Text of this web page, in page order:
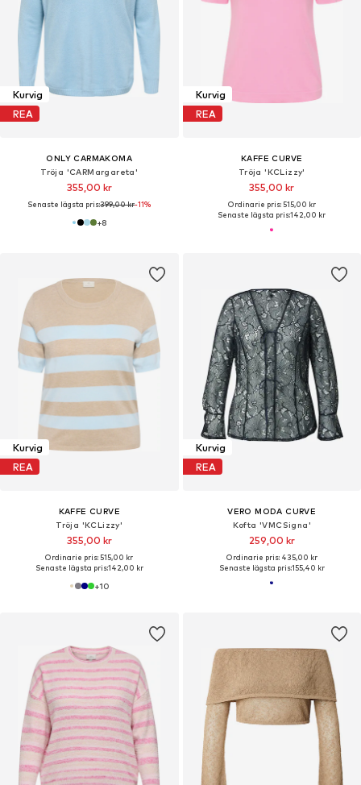
Kurvig
REA
ONLY CARMAKOMA
Tröja 'CARMargareta'
355,00 kr
Senaste lägsta pris:399,00 kr-11%
+8
Kurvig
REA
KAFFE CURVE
Tröja 'KCLizzy'
355,00 kr
Ordinarie pris: 515,00 kr
Senaste lägsta pris:142,00 kr
Kurvig
REA
KAFFE CURVE
Tröja 'KCLizzy'
355,00 kr
Ordinarie pris: 515,00 kr
Senaste lägsta pris:142,00 kr
+10
Kurvig
REA
VERO MODA CURVE
Kofta 'VMCSigna'
259,00 kr
Ordinarie pris: 435,00 kr
Senaste lägsta pris:155,40 kr